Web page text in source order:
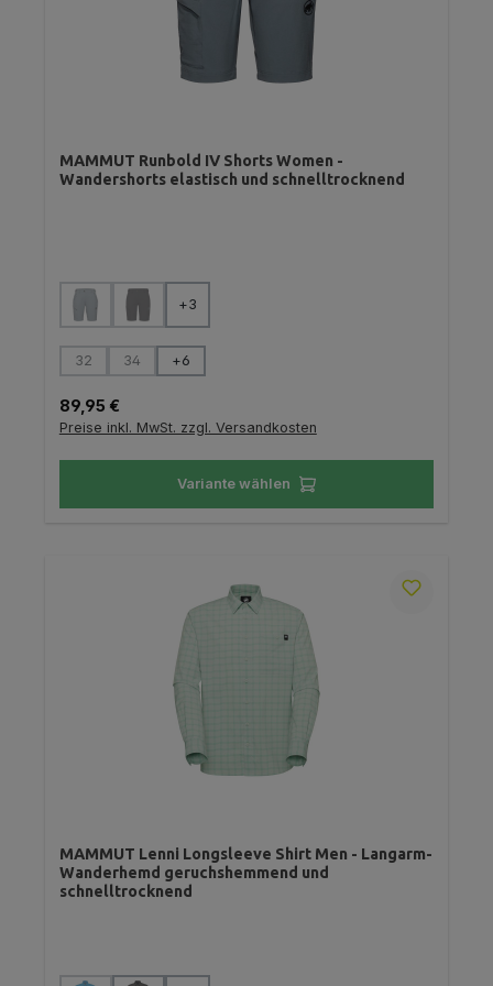
MAMMUT Runbold IV Shorts Women -
Wandershorts elastisch und schnelltrocknend
Farbe auswählen
(Diese Option ist zurzeit nicht verfügbar.)
(Diese Option ist zurzeit nicht verfügbar.)
+3
Größe auswählen
32
(Diese Option ist zurzeit nicht verfügbar.)
34
(Diese Option ist zurzeit nicht verfügbar.)
+6
Regulärer Preis:
89,95 €
Preise inkl. MwSt. zzgl. Versandkosten
Variante wählen
MAMMUT Lenni Longsleeve Shirt Men - Langarm-
Wanderhemd geruchshemmend und
schnelltrocknend